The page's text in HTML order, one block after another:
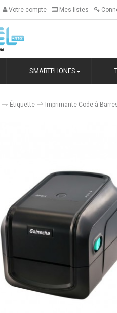
Votre compte Mes listes
SMARTPHONES
Étiquette Imprimante Code à